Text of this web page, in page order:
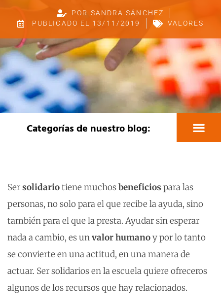
POR SANDRA SÁNCHEZ
PUBLICADO EL 13/11/2019 VALORES
Categorías de nuestro blog:
Sersolidariotiene muchosbeneficios para las
personas, no solo para el que recibe la ayuda, sino
también para el que la presta. Ayudar sin esperar
nada a cambio, es unvalorhumanoy por lo tanto
se convierte en una actitud, en una manera de
actuar. Ser solidarios en la escuela quiere ofreceros
algunos de los recursos que hay relacionados.